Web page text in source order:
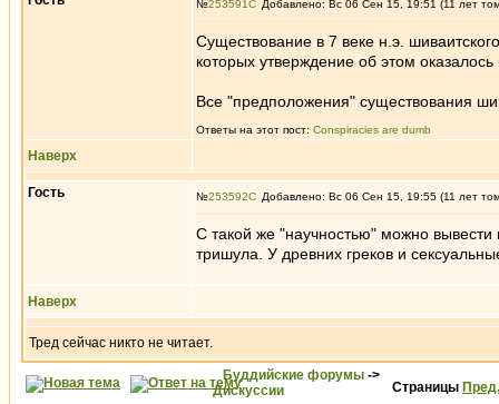
№253591 Добавлено: Вс 06 Сен 15, 19:51 (11 лет
Существование в 7 веке н.э.
которых утверждение об этом
Все "предположения" существования
Ответы на этот пост: Conspiracies are dumb
Наверх
Гость №253592 Добавлено: Вс 06 Сен 15, 19:55 (11 лет
С такой же "научностью" можно вывести
тришула. У древних греков и
Наверх
Тред сейчас никто не читает.
Буддийские форумы ->
Дискуссии
Страницы Пред.